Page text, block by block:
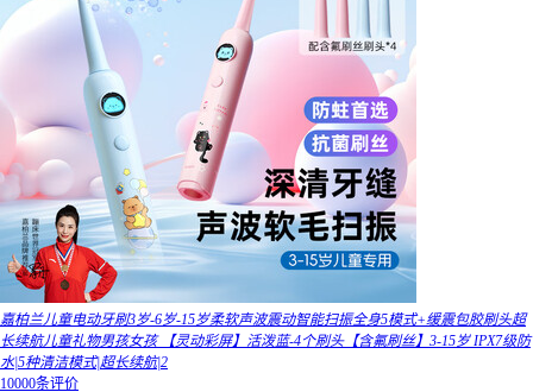
嘉柏兰儿童电动牙刷3岁-6岁-15岁柔软声波震动智能扫振全身5模式+缓震包胶刷头超
长续航儿童礼物男孩女孩 【灵动彩屏】活泼蓝-4个刷头【含氟刷丝】3-15岁 IPX7级防
水|5种清洁模式|超长续航|2
10000条评价